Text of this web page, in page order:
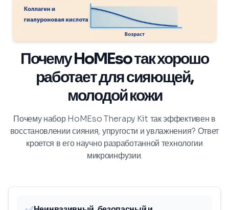
Почему HoMEso так хорошо
работает для сияющей,
молодой кожи
Почему набор HoMEso Therapy Kit так эффективен в
восстановлении сияния, упругости и увлажнения? Ответ
кроется в его научно разработанной технологии
микроинфузии.